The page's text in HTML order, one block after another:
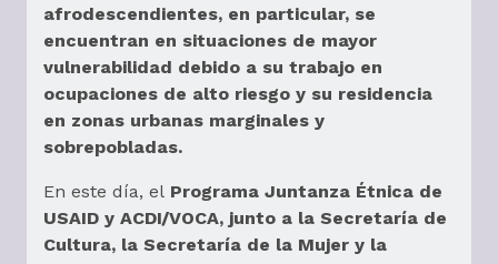
afrodescendientes, en particular, se
encuentran en situaciones de mayor
vulnerabilidad debido a su trabajo en
ocupaciones de alto riesgo y su residencia
en zonas urbanas marginales y
sobrepobladas.
En este día, el Programa Juntanza Étnica de
USAID y ACDI/VOCA, junto a la Secretaría de
Cultura, la Secretaría de la Mujer y la